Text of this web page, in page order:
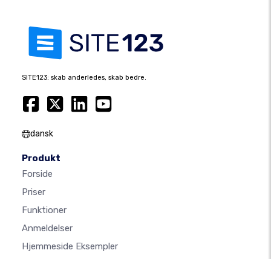
SITE123: skab anderledes, skab bedre.
dansk
Produkt
Forside
Priser
Funktioner
Anmeldelser
Hjemmeside Eksempler